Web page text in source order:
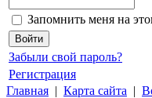
Запомнить меня на
Забыли свой пароль?
Регистрация
Главная | Карта сайта |